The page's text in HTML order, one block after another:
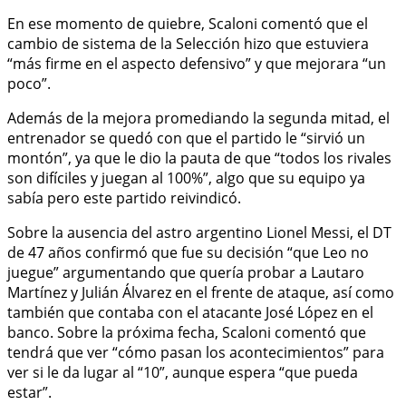
En ese momento de quiebre, Scaloni comentó que el
cambio de sistema de la Selección hizo que estuviera
“más firme en el aspecto defensivo” y que mejorara “un
poco”.
Además de la mejora promediando la segunda mitad, el
entrenador se quedó con que el partido le “sirvió un
montón”, ya que le dio la pauta de que “todos los rivales
son difíciles y juegan al 100%”, algo que su equipo ya
sabía pero este partido reivindicó.
Sobre la ausencia del astro argentino Lionel Messi, el DT
de 47 años confirmó que fue su decisión “que Leo no
juegue” argumentando que quería probar a Lautaro
Martínez y Julián Álvarez en el frente de ataque, así como
también que contaba con el atacante José López en el
banco. Sobre la próxima fecha, Scaloni comentó que
tendrá que ver “cómo pasan los acontecimientos” para
ver si le da lugar al “10”, aunque espera “que pueda
estar”.